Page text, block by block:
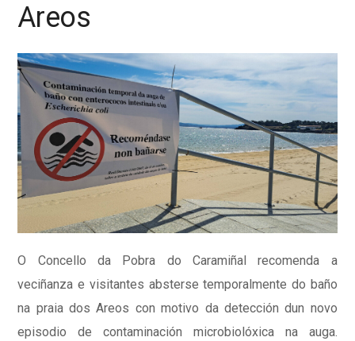
Areos
O Concello da Pobra do Caramiñal recomenda a
veciñanza e visitantes absterse temporalmente do baño
na praia dos Areos con motivo da detección dun novo
episodio de contaminación microbiolóxica na auga.